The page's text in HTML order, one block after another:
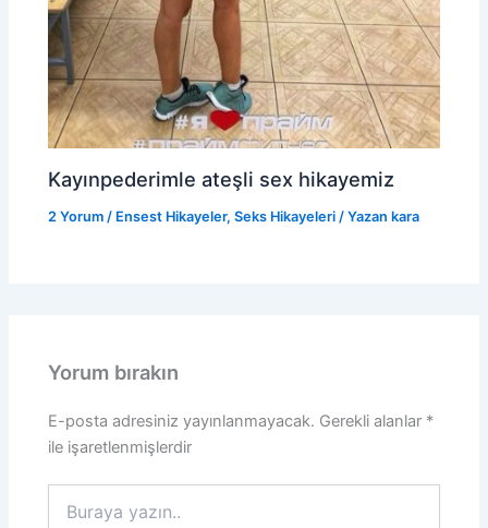
Kayınpederimle ateşli sex hikayemiz
2 Yorum / Ensest Hikayeler,Seks Hikayeleri / Yazan kara
Yorum bırakın
E-posta adresiniz yayınlanmayacak. Gerekli alanlar *
ile işaretlenmişlerdir
yazın..